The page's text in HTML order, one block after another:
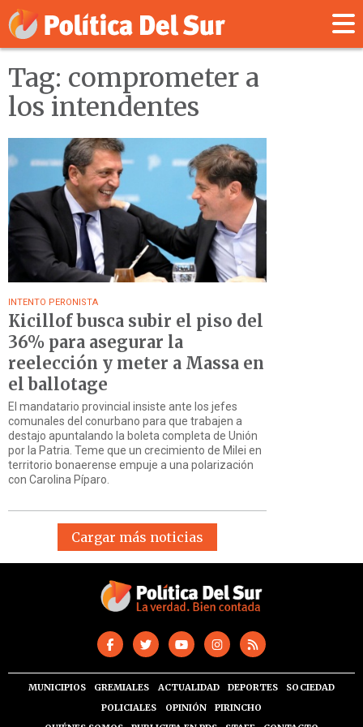
Tag: comprometer a
los intendentes
INTENTO PERONISTA
Kicillof busca subir el piso del
36% para asegurar la
reelección y meter a Massa en
el ballotage
El mandatario provincial insiste ante los jefes
comunales del conurbano para que trabajen a
destajo apuntalando la boleta completa de Unión
por la Patria. Teme que un crecimiento de Milei en
territorio bonaerense empuje a una polarización
con Carolina Píparo.
Cargar más noticias
MUNICIPIOS GREMIALES ACTUALIDAD DEPORTES
SOCIEDAD
POLICIALES
OPINIÓN
PIRINCHO